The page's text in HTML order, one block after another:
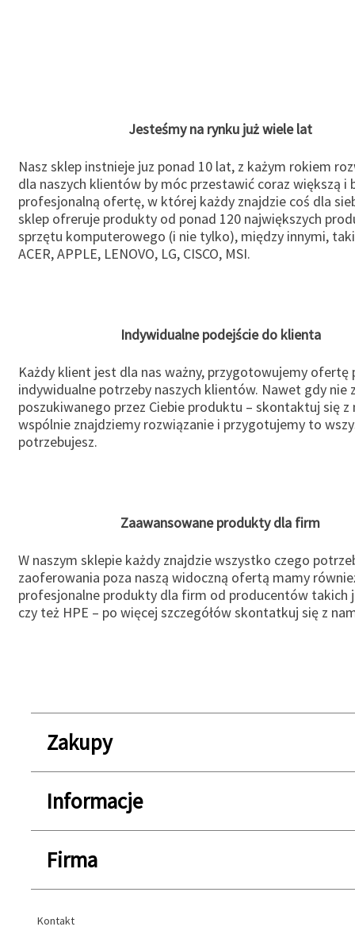
Jesteśmy na rynku już wiele lat
Nasz sklep instnieje juz ponad 10 lat, z każym rokiem
dla naszych klientów by móc przestawić coraz większą i
profesjonalną ofertę, w której każdy znajdzie coś dla
sklep ofreruje produkty od ponad 120 największych
sprzętu komputerowego (i nie tylko), między innymi,
ACER, APPLE, LENOVO, LG, CISCO, MSI.
Indywidualne podejście do klienta
Każdy klient jest dla nas ważny, przygotowujemy ofertę
indywidualne potrzeby naszych klientów. Nawet gdy nie
poszukiwanego przez Ciebie produktu – skontaktuj się z
wspólnie znajdziemy rozwiązanie i przygotujemy to
potrzebujesz.
Zaawansowane produkty dla firm
W naszym sklepie każdy znajdzie wszystko czego
zaoferowania poza naszą widoczną ofertą mamy
profesjonalne produkty dla firm od producentów takich
czy też HPE – po więcej szczegółów skontatkuj się z
Zakupy
Informacje
Firma
Kontakt
Kontakt